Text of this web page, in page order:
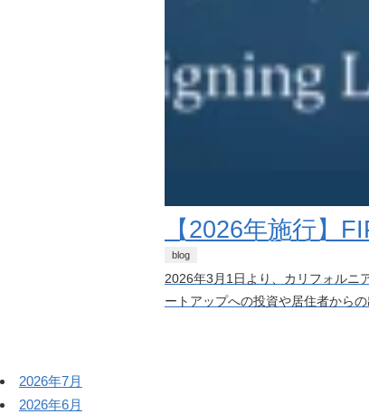
【2026年施行】
blog
2026年3月1日より、カリフォルニ
ートアップへの投資や居住者から
2026年7月
2026年6月